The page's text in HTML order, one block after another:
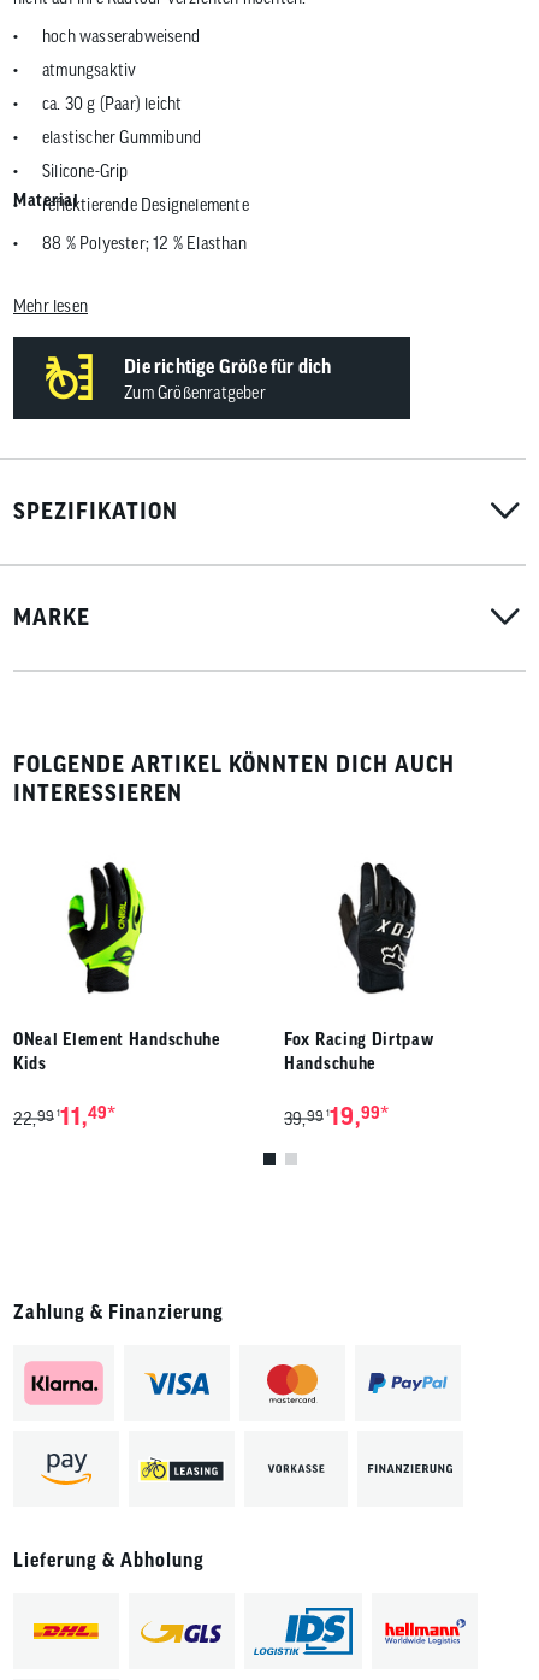
hoch wasserabweisend
atmungsaktiv
ca. 30 g (Paar) leicht
elastischer Gummibund
Silicone-Grip
reflektierende Designelemente
Material
88 % Polyester; 12 % Elasthan
Mehr lesen
Die richtige Größe für dich
Zum Größenratgeber
SPEZIFIKATION
MARKE
FOLGENDE ARTIKEL KÖNNTEN DICH AUCH
INTERESSIEREN
ONeal Element Handschuhe
Kids
22,99 111,49*
Fox Racing Dirtpaw
Handschuhe
39,99 119,99*
Zahlung & Finanzierung
Lieferung & Abholung